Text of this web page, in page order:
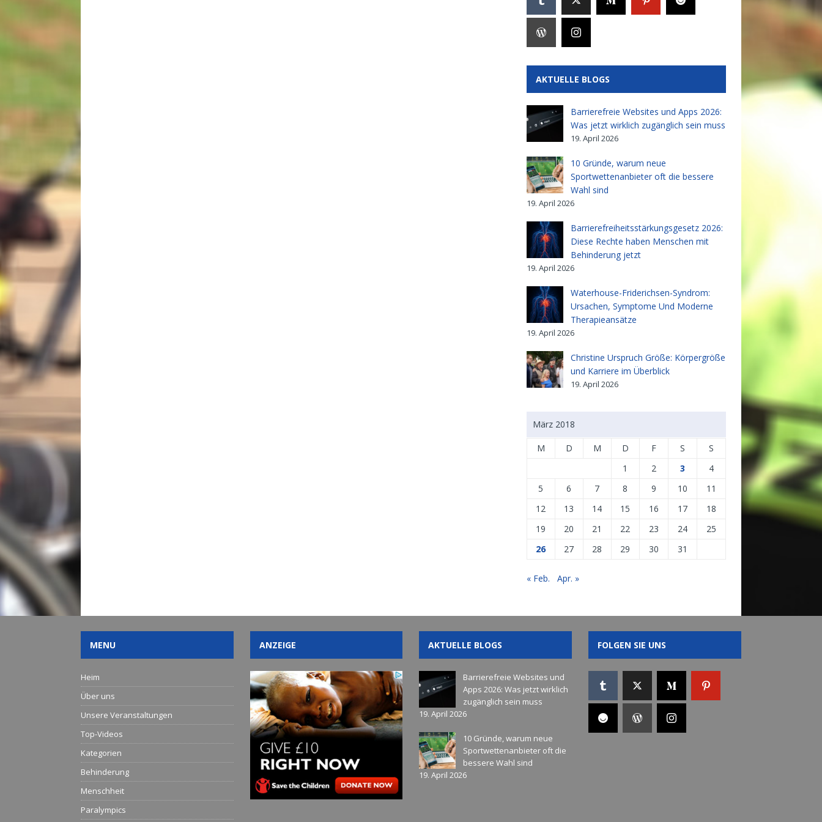
AKTUELLE BLOGS
Barrierefreie Websites und Apps 2026:
Was jetzt wirklich zugänglich sein muss
19. April 2026
10 Gründe, warum neue
Sportwettenanbieter oft die bessere
Wahl sind
19. April 2026
Barrierefreiheitsstärkungsgesetz 2026:
Diese Rechte haben Menschen mit
Behinderung jetzt
19. April 2026
Waterhouse-Friderichsen-Syndrom:
Ursachen, Symptome Und Moderne
Therapieansätze
19. April 2026
Christine Urspruch Größe: Körpergröße
und Karriere im Überblick
19. April 2026
März 2018
M D M D F S
S
1
2 3
4
5
6 7 8 9 10
11
12
13 14 15 16 17
18
19
20 21 22 23 24
25
26
27 28 29 30 31
« Feb. Apr. »
MENU
Heim
Über uns
Unsere Veranstaltungen
Top-Videos
Kategorien
Behinderung
Menschheit
Paralympics
ANZEIGE AKTUELLE BLOGS
Barrierefreie Websites und
Apps 2026: Was jetzt wirklich
zugänglich sein muss
19. April 2026
10 Gründe, warum neue
Sportwettenanbieter oft die
bessere Wahl sind
19. April 2026
FOLGEN SIE UNS